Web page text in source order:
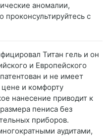
аномалии,
проконсультируйтесь с
Титан гель и он
и Европейского
и не имеет
цене и комфорту
нанесение приводит к
пениса без
приборов.
аудитами,